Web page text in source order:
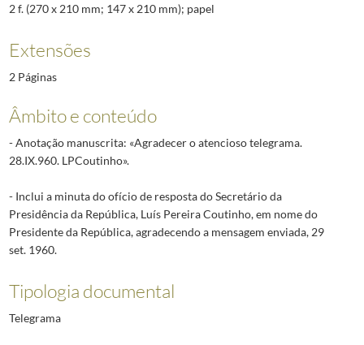
2 f. (270 x 210 mm; 147 x 210 mm); papel
Extensões
2 Páginas
Âmbito e conteúdo
- Anotação manuscrita: «Agradecer o atencioso telegrama.
28.IX.960. LPCoutinho».
- Inclui a minuta do ofício de resposta do Secretário da
Presidência da República, Luís Pereira Coutinho, em nome do
Presidente da República, agradecendo a mensagem enviada, 29
set. 1960.
Tipologia documental
Telegrama